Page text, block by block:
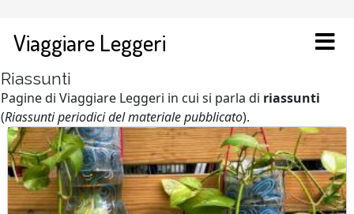
Viaggiare Leggeri
Riassunti
Pagine di Viaggiare Leggeri in cui si parla di riassunti
(Riassunti periodici del materiale pubblicato).